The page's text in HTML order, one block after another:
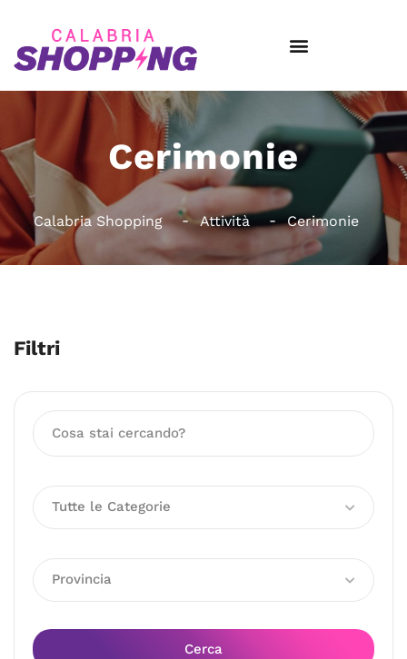
Cerimonie
Calabria Shopping Attività Cerimonie
Filtri
Tutte le Categorie
Provincia
Cerca